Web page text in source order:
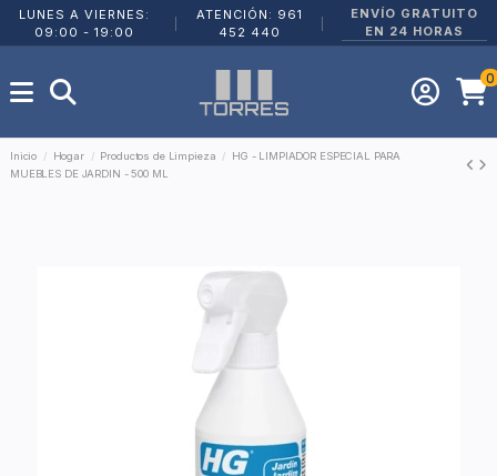
LUNES A VIERNES:
09:00 - 19:00
ATENCIÓN: 961
452 440
ENVÍO GRATUITO
EN 24 HORAS
0
Inicio Hogar Productos de Limpieza
HG - LIMPIADOR ESPECIAL PARA
MUEBLES DE JARDIN - 500 ML